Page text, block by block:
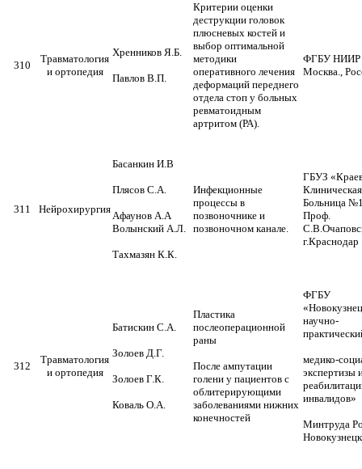
310
Травматология
и ортопедия
Хренников Я.Б.
Павлов В.П.
Критерии оценки
деструкции головок
плюсневых костей и
выбор оптимальной
методики
оперативного лечения
деформаций переднего
отдела стоп у больных
ревматоидным
артритом (РА).
ФГБУ НИИР
Москва.,
311 Нейрохирургия
Басанкин И.В
Плясов С.А.
Афаунов А.А
Волынский А.Л.
Тахмазян К.К.
Инфекционные
процессы в
позвоночнике и
позвоночном канале.
ГБУЗ
Клиническая
Больница
Проф.
г.Краснодар
312
Травматология
и ортопедия
Батискин С.А.
Золоев Д.Г.
Золоев Г.К.
Коваль О.А.
Пластика
послеоперационной
раны
После ампутации
голени у пациентов с
облитерирующими
заболеваниями нижних
конечностей
ФГБУ
научно-
медико-
экспертизы
инвалидов»
Минтруда